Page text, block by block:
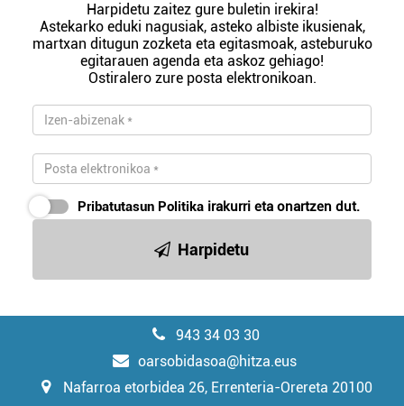
Harpidetu zaitez gure buletin irekira!
Astekarko eduki nagusiak, asteko albiste ikusienak,
martxan ditugun zozketa eta egitasmoak, asteburuko
egitarauen agenda eta askoz gehiago!
Ostiralero zure posta elektronikoan.
Pribatutasun Politika irakurri eta onartzen dut.
Harpidetu
943 34 03 30
oarsobidasoa@hitza.eus
Nafarroa etorbidea 26, Errenteria-Orereta 20100